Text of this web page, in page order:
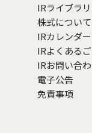
IRライブラ
株式について
IRカレンダー
IRよくある
IRお問い合
電子公告
免責事項